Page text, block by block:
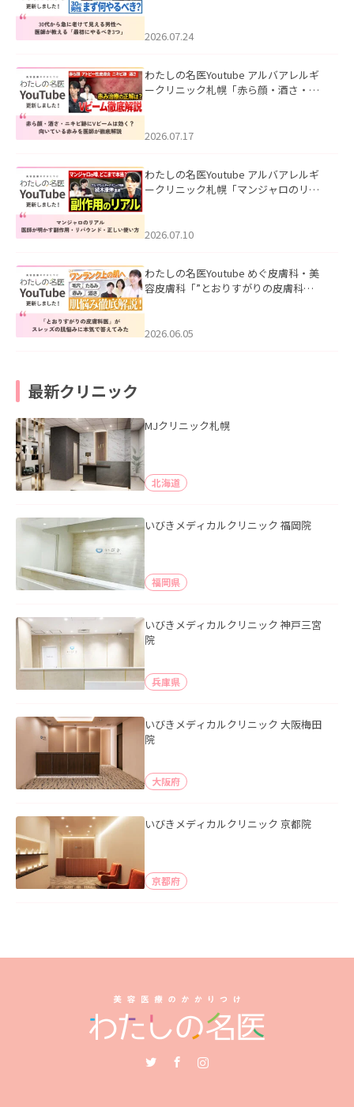
た。
2026.07.24
わたしの名医Youtube アルバアレルギ
ークリニック札幌「赤ら顔・酒さ・ニ
した。
2026.07.17
わたしの名医Youtube アルバアレルギ
ークリニック札幌「マンジャロのリア
た。
2026.07.10
わたしの名医Youtube めぐ皮膚科・美
容皮膚科「”とおりすがりの皮膚科
2026.06.05
最新クリニック
MJクリニック札幌
北海道
いびきメディカルクリニック 福岡院
福岡県
いびきメディカルクリニック 神戸三宮
院
兵庫県
いびきメディカルクリニック 大阪梅田
院
大阪府
いびきメディカルクリニック 京都院
京都府